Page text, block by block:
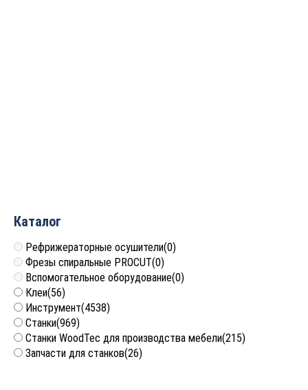
Каталог
Рефрижераторные осушители(0)
Фрезы спиральные PROCUT(0)
Вспомогательное оборудование(0)
Клеи(56)
Инструмент(4538)
Станки(969)
Станки WoodTec для производства мебели(215)
Запчасти для станков(26)